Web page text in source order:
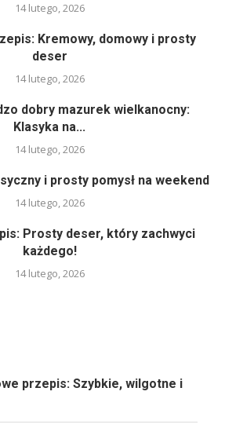
14 lutego, 2026
Kremowy, domowy i prosty
deser
14 lutego, 2026
dobry mazurek wielkanocny:
Klasyka na...
14 lutego, 2026
i prosty pomysł na weekend
14 lutego, 2026
Prosty deser, który zachwyci
każdego!
14 lutego, 2026
przepis: Szybkie, wilgotne i